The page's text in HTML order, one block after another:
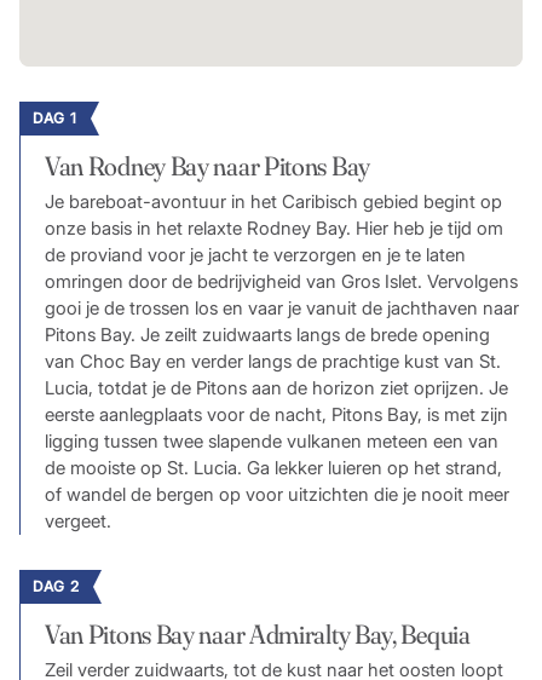
DAG 1
Van Rodney Bay naar Pitons Bay
Je bareboat-avontuur in het Caribisch gebied begint op
onze basis in het relaxte Rodney Bay. Hier heb je tijd om
de proviand voor je jacht te verzorgen en je te laten
omringen door de bedrijvigheid van Gros Islet. Vervolgens
gooi je de trossen los en vaar je vanuit de jachthaven naar
Pitons Bay. Je zeilt zuidwaarts langs de brede opening
van Choc Bay en verder langs de prachtige kust van St.
Lucia, totdat je de Pitons aan de horizon ziet oprijzen. Je
eerste aanlegplaats voor de nacht, Pitons Bay, is met zijn
ligging tussen twee slapende vulkanen meteen een van
de mooiste op St. Lucia. Ga lekker luieren op het strand,
of wandel de bergen op voor uitzichten die je nooit meer
vergeet.
DAG 2
Van Pitons Bay naar Admiralty Bay, Bequia
Zeil verder zuidwaarts, tot de kust naar het oosten loopt